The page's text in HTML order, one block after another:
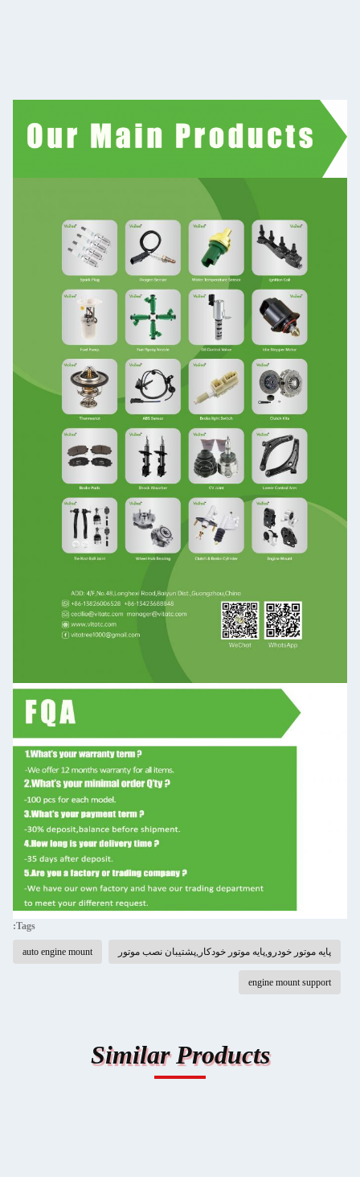
Tags:
پایه موتور خودرو,پایه موتور خودکار,پشتیبان نصب موتور auto engine mount
engine mount support
Similar Products